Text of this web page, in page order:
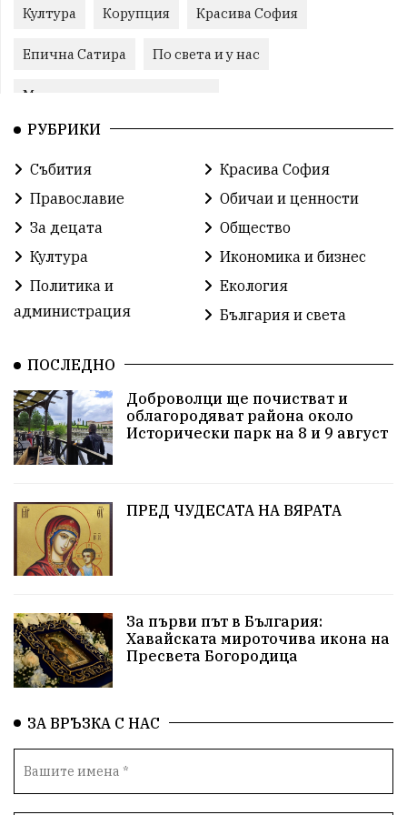
Култура Корупция Красива София
Епична Сатира По света и у нас
Международни отношения
конституционен съд
българската общност Исторически парк
Доброволци Слатина
Икономика Красива България измама
Европа Актуално Туризъм Бизнес
абсурд Здравословно хранене
Коледа Чиста София
Софийски общински съвет
Общински съвет Величие Финландия
Образование Борисов Кольо Парамов
Автопоход Костинброд
Столичен общински съвет Маратон кауза
РУБРИКИ
Събития
Красива София
Православие
Обичаи и ценности
За децата
Общество
Култура
Икономика и бизнес
Политика и
администрация
Екология
България и света
ПОСЛЕДНО
Доброволци ще почистват и
облагородяват района около
Исторически парк на 8 и 9 август
ПРЕД ЧУДЕСАТА НА ВЯРАТА
За първи път в България:
Хавайската мироточива икона на
Пресвета Богородица
ЗА ВРЪЗКА С НАС